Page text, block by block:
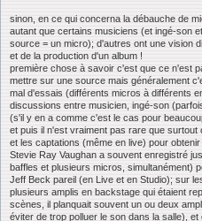
sinon, en ce qui concerna la débauche de
autant que certains musiciens (et ingé-son
source = un micro); d'autres ont une vision
et de la production d'un album !
première chose à savoir c'est que ce n'est
mettre sur une source mais généralement
mal d'essais (différents micros à différents
discussions entre musicien, ingé-son
(s'il y en a comme c'est le cas pour
et puis il n'est vraiment pas rare que
et les captations (même en live) pour obtenir
Stevie Ray Vaughan a souvent enregistré
baffles et plusieurs micros, simultanément)
Jeff Beck pareil (en Live et en Studio); sur
plusieurs amplis en backstage qui étaient
scènes, il planquait souvent un ou deux
éviter de trop polluer le son dans la salle),